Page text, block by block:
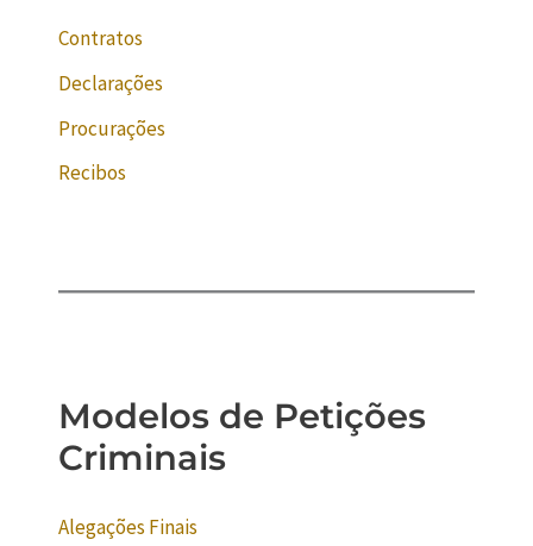
Contratos
Declarações
Procurações
Recibos
Modelos de Petições
Criminais
Alegações Finais